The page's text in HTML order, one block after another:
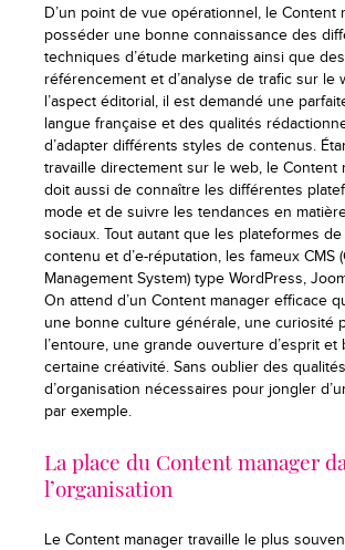
D’un point de vue opérationnel, le Content
posséder une bonne connaissance des
techniques d’étude marketing ainsi que
référencement et d’analyse de trafic sur le
l’aspect éditorial, il est demandé une
langue française et des qualités
d’adapter différents styles de contenus.
travaille directement sur le web, le Content
doit aussi de connaître les différentes
mode et de suivre les tendances en
sociaux. Tout autant que les plateformes
contenu et d’e-réputation, les fameux CMS
Management System) type WordPress,
On attend d’un Content manager efficace
une bonne culture générale, une curiosité
l’entoure, une grande ouverture d’esprit
certaine créativité. Sans oublier des
d’organisation nécessaires pour jongler
par exemple.
La place du Content manager
l’organisation
Le Content manager travaille le plus